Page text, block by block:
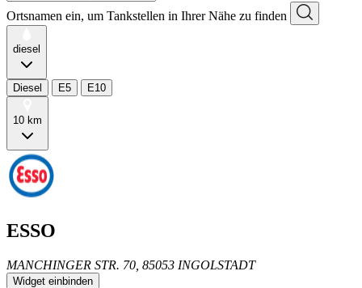
Ortsnamen ein, um Tankstellen in Ihrer Nähe zu finden
diesel
Diesel E5 E10
10 km
ESSO
MANCHINGER STR. 70, 85053 INGOLSTADT
Widget einbinden